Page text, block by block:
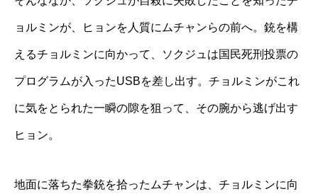
ョルミンが、ヒョンを人質にムチャンらの前へ。銃を構
えるチョルミンに向かって、ソクジュは国民死刑投票の
プログラムが入ったUSBを差し出す。チョルミンがこれ
に気をとられた一瞬の隙を狙って、その腕から逃げ出す
ヒョン。
地面に落ちた拳銃を拾ったムチャンは、チョルミンに向